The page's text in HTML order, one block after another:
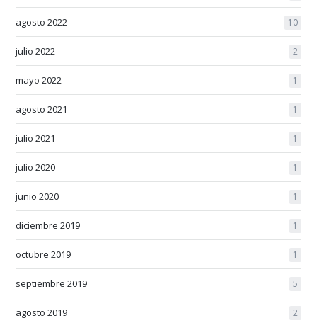
agosto 2022 10
julio 2022 2
mayo 2022 1
agosto 2021 1
julio 2021 1
julio 2020 1
junio 2020 1
diciembre 2019 1
octubre 2019 1
septiembre 2019 5
agosto 2019 2